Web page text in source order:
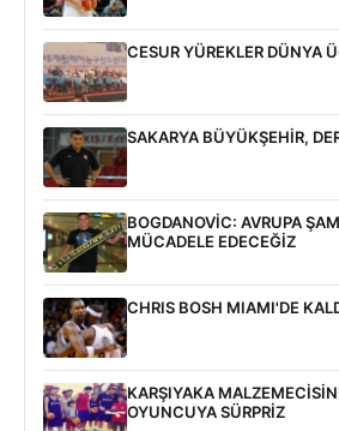
CESUR YÜREKLER DÜNYA
SAKARYA BÜYÜKŞEHİR,
BOGDANOVİC: AVRUPA
MÜCADELE EDECEĞİZ
CHRIS BOSH MIAMI'DE
KARŞIYAKA
OYUNCUYA SÜRPRİZ